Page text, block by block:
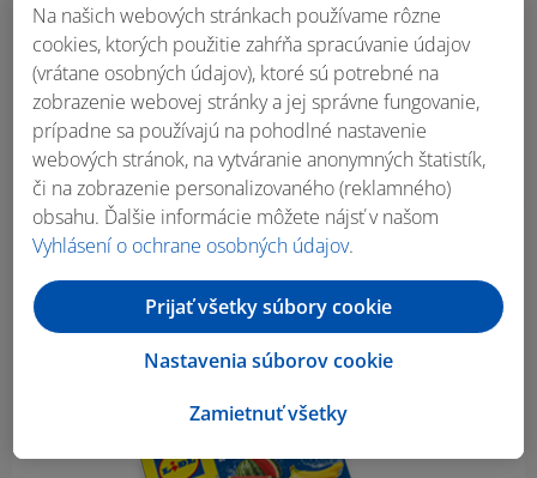
Obsah bočného panela
Na našich webových stránkach používame rôzne
cookies, ktorých použitie zahŕňa spracúvanie údajov
(vrátane osobných údajov), ktoré sú potrebné na
zobrazenie webovej stránky a jej správne fungovanie,
prípadne sa používajú na pohodlné nastavenie
webových stránok, na vytváranie anonymných štatistík,
či na zobrazenie personalizovaného (reklamného)
obsahu. Ďalšie informácie môžete nájsť v našom
Vyhlásení o ochrane osobných údajov.
Zamietnuť všetky
Nastavenia súborov cookie
Prijať všetky súbory cookie